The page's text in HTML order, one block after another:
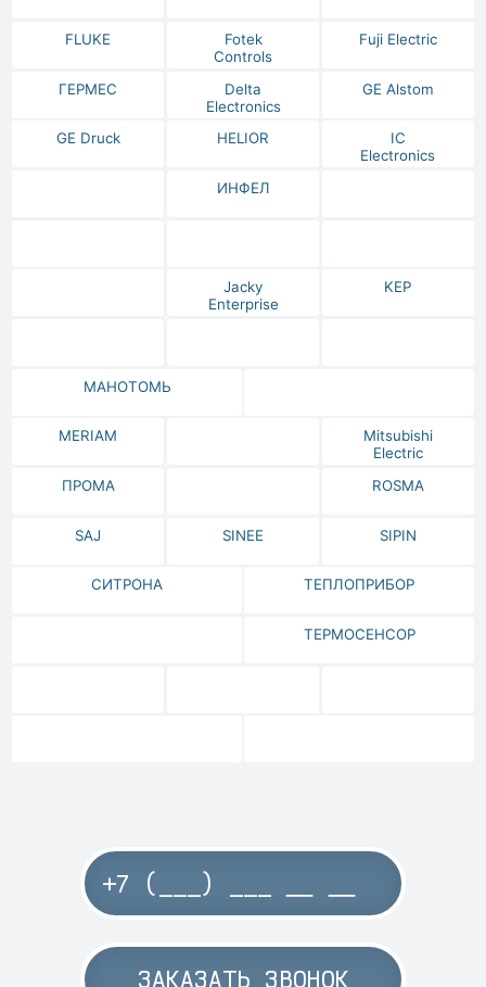
FLUKE
Fotek
Controls
Fuji Electric
ГЕРМЕС
Delta
Electronics
GE Alstom
GE Druck HELIOR
IC
Electronics
ИНФЕЛ
Jacky
Enterprise
KEP
МАНОТОМЬ
MERIAM
Mitsubishi
Electric
ПРОМА
ROSMA
SAJ SINEE SIPIN
СИТРОНА ТЕПЛОПРИБОР
ТЕРМОСЕНСОР
ЗАКАЗАТЬ ЗВОНОК